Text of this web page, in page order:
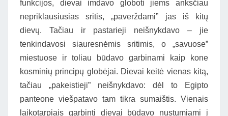
funkcijos, dievai imdavo globoti jiems anksčiau
nepriklausiusias sritis, „paverždami” jas iš kitų
dievų. Tačiau ir pastarieji neišnykdavo – jie
tenkindavosi siauresnėmis sritimis, o „savuose”
miestuose ir toliau būdavo garbinami kaip kone
kosminių principų globėjai. Dievai keitė vienas kitą,
tačiau „pakeistieji” neišnykdavo: dėl to Egipto
panteone viešpatavo tam tikra sumaištis. Vienais
laikotarpiais garbinti dievai būdavo nustumiami į